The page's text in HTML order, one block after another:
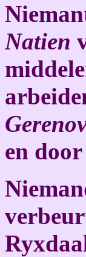
Natien
en